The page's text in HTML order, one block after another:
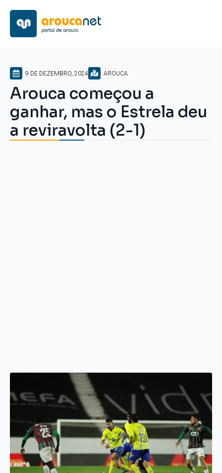
9 DE DEZEMBRO, 2024 AROUCA
Arouca começou a
ganhar, mas o Estrela deu
a reviravolta (2-1)